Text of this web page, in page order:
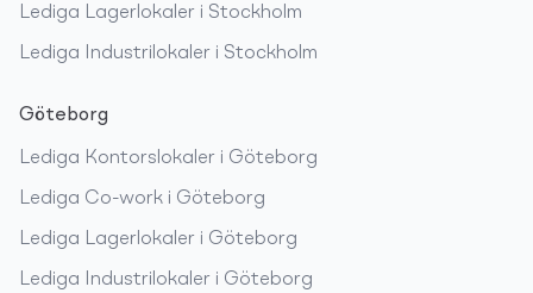
Lediga Lagerlokaler i Stockholm
Lediga Industrilokaler i Stockholm
Göteborg
Lediga Kontorslokaler i Göteborg
Lediga Co-work i Göteborg
Lediga Lagerlokaler i Göteborg
Lediga Industrilokaler i Göteborg